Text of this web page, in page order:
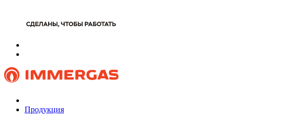
Продукция